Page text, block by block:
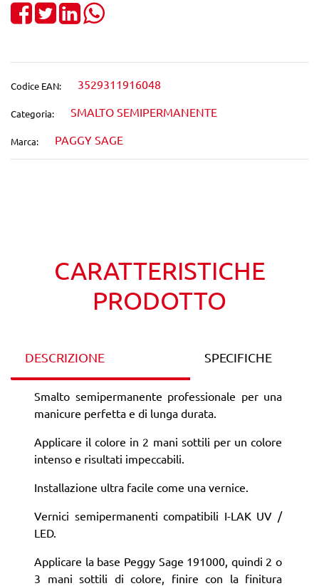
Share on Facebook
TweetShare on LinkedIn
Codice EAN: 3529311916048
Categoria: SMALTO SEMIPERMANENTE
Marca: PAGGY SAGE
CARATTERISTICHE
PRODOTTO
DESCRIZIONE SPECIFICHE
Smalto semipermanente professionale per una
manicure perfetta e di lunga durata.
Applicare il colore in 2 mani sottili per un colore
intenso e risultati impeccabili.
Installazione ultra facile come una vernice.
Vernici semipermanenti compatibili I-LAK UV /
LED.
Applicare la base Peggy Sage 191000, quindi 2 o
3 mani sottili di colore, finire con la finitura